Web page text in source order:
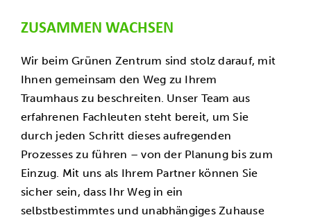
ZUSAMMEN WACHSEN
Wir beim Grünen Zentrum sind stolz darauf, mit
Ihnen gemeinsam den Weg zu Ihrem
Traumhaus zu beschreiten. Unser Team aus
erfahrenen Fachleuten steht bereit, um Sie
durch jeden Schritt dieses aufregenden
Prozesses zu führen – von der Planung bis zum
Einzug. Mit uns als Ihrem Partner können Sie
sicher sein, dass Ihr Weg in ein
selbstbestimmtes und unabhängiges Zuhause